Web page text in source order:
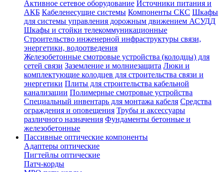
Активное сетевое оборудование Источники питания и
АКБ Кабеленесущие системы Компоненты СКС Шкафы
для системы управления дорожным движением АСУДД
Шкафы и стойки телекоммуникационные
Строительство инженерной инфраструктуры связи,
энергетики, водоотведения
Железобетонные смотровые устройства (колодцы) для
сетей связи Заземление и молниезащита Люки и
комплектующие колодцев для строительства связи и
энергетики Плиты для строительства кабельной
канализации Полимерные смотровые устройства
Специальный инвентарь для монтажа кабеля Средства
ограждения и оповещения Трубы и аксессуары
различного назначения Фундаменты бетонные и
железобетонные
Пассивные оптические компоненты
Адаптеры оптические
Пигтейлы оптические
Патч-корды